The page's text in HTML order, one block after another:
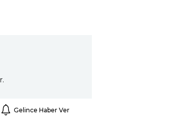
Gelince Haber Ver